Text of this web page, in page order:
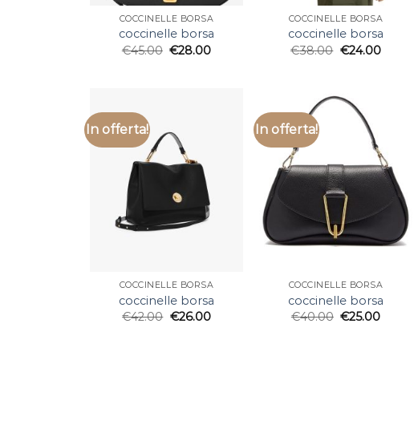
COCCINELLE BORSA
coccinelle borsa
€45.00 €28.00
COCCINELLE BORSA
coccinelle borsa
€38.00 €24.00
In offerta!
COCCINELLE BORSA
coccinelle borsa
€42.00 €26.00
In offerta!
COCCINELLE BORSA
coccinelle borsa
€40.00 €25.00